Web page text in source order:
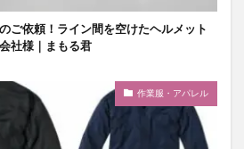
ご依頼！ライン間を空けたヘルメット
社様｜まもる君
作業服・アパレル